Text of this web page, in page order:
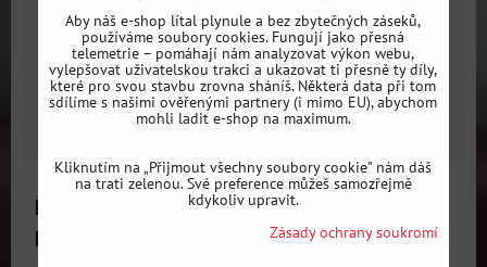
530 Kčs DPH
Dostupnost: Skladem
ZVOLTE VARIANTU
Polyuretanový silentblok ramen - vnější BMW
E36/E46 1ks
Aby náš e-shop lítal plynule a bez zbytečných záseků,
používáme soubory cookies. Fungují jako přesná
telemetrie – pomáhají nám analyzovat výkon webu,
vylepšovat uživatelskou trakci a ukazovat ti přesně ty díly,
které pro svou stavbu zrovna sháníš. Některá data při tom
sdílíme s našimi ověřenými partnery (i mimo EU), abychom
mohli ladit e-shop na maximum.
Kliknutím na „Přijmout všechny soubory cookie" nám dáš
na trati zelenou. Své preference můžeš samozřejmě
kdykoliv upravit.
Zásady ochrany soukromí